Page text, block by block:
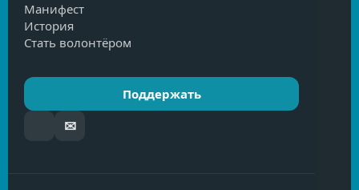
Манифест
История
Стать волонтёром
Поддержать
✉